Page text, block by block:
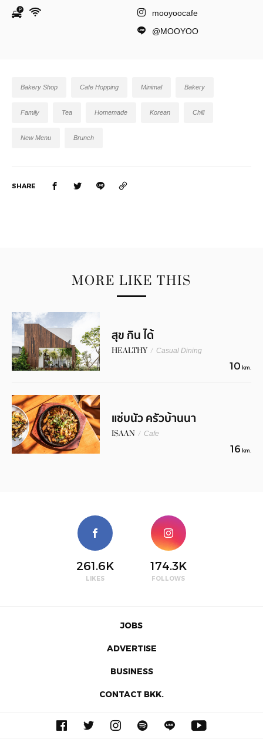
mooyoocafe
@MOOYOO
Bakery Shop Cafe Hopping Minimal Bakery
Family Tea Homemade Korean Chill
New Menu Brunch
SHARE
MORE LIKE THIS
สุข กิน ได้
HEALTHY / Casual Dining
10 km.
แซ่บนัว ครัวบ้านนา
ISAAN / Cafe
16 km.
261.6K
LIKES
174.3K
FOLLOWS
JOBS
ADVERTISE
BUSINESS
CONTACT BKK.